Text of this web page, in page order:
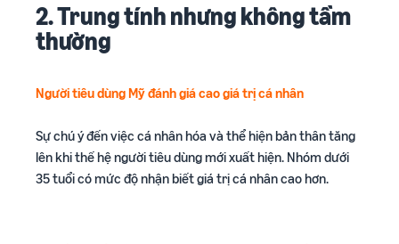
2. Trung tính nhưng không tầm
thường
Người tiêu dùng Mỹ đánh giá cao giá trị cá nhân
Sự chú ý đến việc cá nhân hóa và thể hiện bản thân tăng
lên khi thế hệ người tiêu dùng mới xuất hiện. Nhóm dưới
35 tuổi có mức độ nhận biết giá trị cá nhân cao hơn.